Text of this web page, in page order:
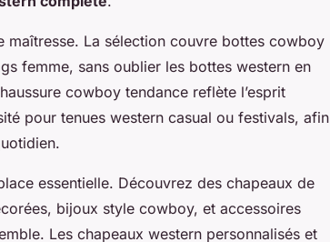
maîtresse. La sélection couvre bottes cowboy
femme, sans oublier les bottes western en
cowboy tendance reflète l’esprit
pour tenues western casual ou festivals, afin
essentielle. Découvrez des chapeaux de
bijoux style cowboy, et accessoires
Les chapeaux western personnalisés et